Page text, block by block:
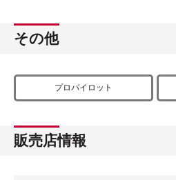
その他
プロパイロット
販売店情報